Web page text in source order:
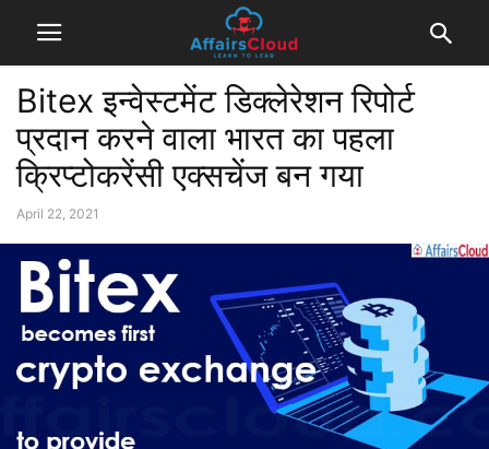
Bitex इन्वेस्टमेंट डिक्लेरेशन रिपोर्ट
प्रदान करने वाला भारत का पहला
क्रिप्टोकरेंसी एक्सचेंज बन गया
April 22, 2021